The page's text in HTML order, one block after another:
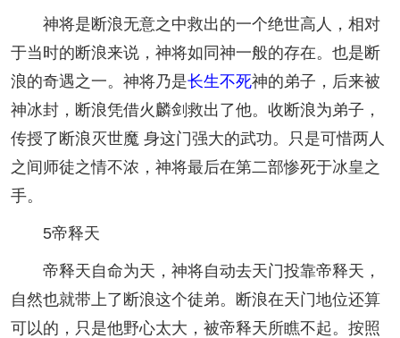
神将是断浪无意之中救出的一个绝世高人，相对
于当时的断浪来说，神将如同神一般的存在。也是断
浪的奇遇之一。神将乃是长生不死神的弟子，后来被
神冰封，断浪凭借火麟剑救出了他。收断浪为弟子，
传授了断浪灭世魔 身这门强大的武功。只是可惜两人
之间师徒之情不浓，神将最后在第二部惨死于冰皇之
手。
5帝释天
帝释天自命为天，神将自动去天门投靠帝释天，
自然也就带上了断浪这个徒弟。断浪在天门地位还算
可以的，只是他野心太大，被帝释天所瞧不起。按照